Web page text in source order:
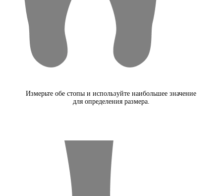
Измерьте обе стопы и используйте наибольшее значение
для определения размера.